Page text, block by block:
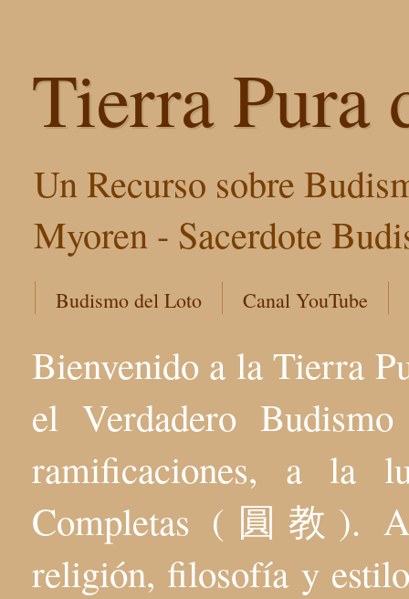
Tierra Pura
Un Recurso sobre
Myoren - Sacerdote
Budismo del Loto Canal YouTube
Bienvenido a la Tierra
el Verdadero
ramificaciones, a la
Completas (圓教).
religión, filosofía y